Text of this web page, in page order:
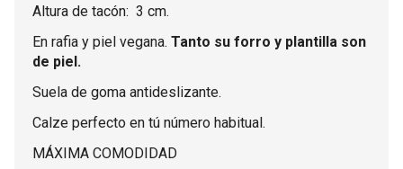
Altura de tacón: 3 cm.
En rafia y piel vegana. Tanto su forro y plantilla son
de piel.
Suela de goma antideslizante.
Calze perfecto en tú número habitual.
MÁXIMA COMODIDAD